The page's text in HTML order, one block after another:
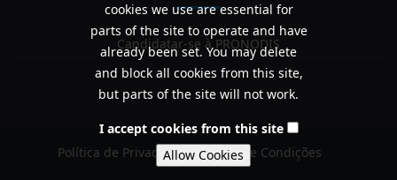
Candidatar-se à PRONODIS
Política de Privacidade / Termos e Condições
cookies we use are essential for
parts of the site to operate and have
already been set. You may delete
and block all cookies from this site,
but parts of the site will not work.
I accept cookies from this site